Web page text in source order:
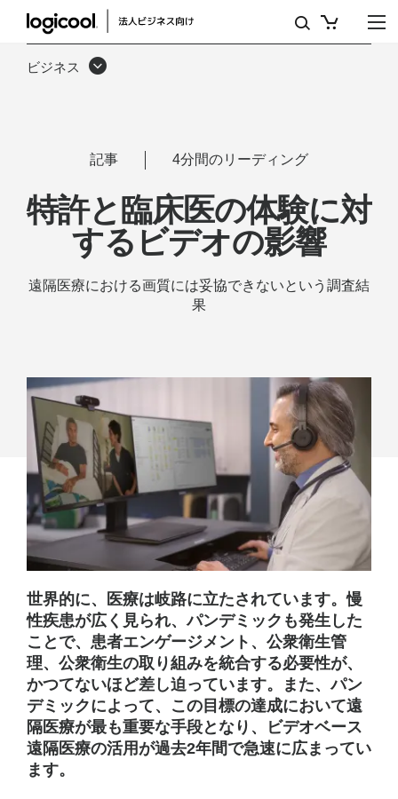
特
許
医
の
験
す
る
デ
オ
の
影
響
ビジネス
記事 4分間のリーディング
特許と臨床医の体験に対
するビデオの影響
遠隔医療における画質には妥協できないという調査結
果
世界的に、医療は岐路に立たされています。慢
性疾患が広く見られ、パンデミックも発生した
ことで、患者エンゲージメント、公衆衛生管
理、公衆衛生の取り組みを統合する必要性が、
かつてないほど差し迫っています。また、パン
デミックによって、この目標の達成において遠
隔医療が最も重要な手段となり、ビデオベース
遠隔医療の活用が過去2年間で急速に広まってい
ます。